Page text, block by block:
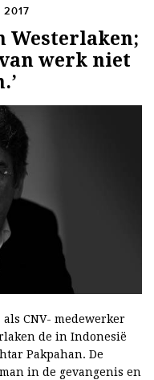
2017
Westerlaken;
werk niet
CNV- medewerker
de in Indonesië
Pakpahan. De
in de gevangenis en